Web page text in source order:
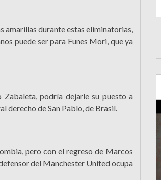
amarillas durante estas eliminatorias,
puede ser para Funes Mori, que ya
podría dejarle su puesto a
derecho de San Pablo, de Brasil.
pero con el regreso de Marcos
del Manchester United ocupa